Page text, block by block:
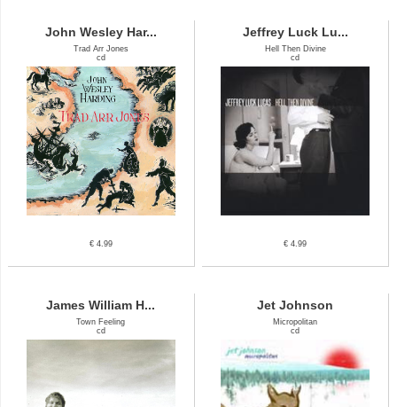
John Wesley Har...
Trad Arr Jones
cd
€ 4.99
Jeffrey Luck Lu...
Hell Then Divine
cd
€ 4.99
James William H...
Town Feeling
cd
Jet Johnson
Micropolitan
cd